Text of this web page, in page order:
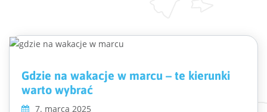
Gdzie na wakacje w marcu – te kierunki
warto wybrać
7. marca 2025